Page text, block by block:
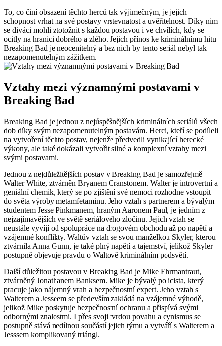
To, ​co činí obsazení​ těchto herců​ tak‌ výjimečným, je jejich
⁣schopnost ‍vrhat na své ⁤postavy vrstevnatost a ‍uvěřitelnost. Díky nim
se diváci⁢ mohli ztotožnit s každou postavou i ve chvílích, kdy ⁤se
ocitly na hranici dobrého a zlého. Jejich přínos‌ ke kriminálnímu‌ hitu
Breaking Bad je ‍neocenitelný a bez nich by tento ‌seriál nebyl‍ tak
nezapomenutelným zážitkem.
Vztahy mezi významnými postavami v
Breaking Bad
Breaking Bad je jednou z nejúspěšnějších kriminálních seriálů všech
dob díky svým nezapomenutelným postavám. Herci, kteří se⁣ podíleli
na⁤ vytvoření ‍těchto‌ postav, nejenže předvedli vynikající herecké⁤
výkony, ale také dokázali ⁢vytvořit silné a komplexní ⁢vztahy mezi​
svými postavami.
Jednou z nejdůležitějších postav v Breaking Bad je samozřejmě
Walter White, ztvárněn Bryanem Cranstonem. Walter je introvertní a
geniální chemik,‌ který ⁣se po zjištění své nemoci rozhodne vstoupit
do světa výroby metamfetaminu. Jeho vztah s partnerem a bývalým
studentem Jesse Pinkmanem, hraným Aaronem Paul, je jedním z
nejzajímavějších ve světě seriálového zločinu. Jejich⁣ vztah​ se
neustále‍ vyvíjí ⁢od spolupráce ⁤na drogovém​ obchodu až po napětí a
⁤vzájemné konflikty. Waltův vztah se svou manželkou Skyler, kterou
ztvárnila Anna Gunn, ⁣je také plný napětí a tajemství, jelikož Skyler
postupně objevuje pravdu o Waltově kriminálním⁢ podsvětí.
Další důležitou postavou v Breaking Bad je Mike⁢ Ehrmantraut,
ztvárněný ‍Jonathanem Banksem. Mike je bývalý⁢ policista, ‌který
pracuje jako ⁤nájemný⁣ vrah‌ a bezpečnostní expert. ‍Jeho ‌vztah ⁤s
Walterem a Jesseem se především zakládá na‍ vzájemné výhodě,
jelikož‍ Mike poskytuje bezpečnostní ochranu a přispívá svými
odbornými znalostmi. I přes svoji tvrdou povahu a cynismus se
‍postupně stává ‍nedílnou součástí ​jejich ⁤týmu⁢ a vytváří s Walterem a
Jesssem ⁢komplikovaný ​triángl.